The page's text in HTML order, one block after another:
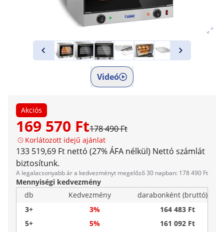
Videó
Akciós
169 570 Ft178 490 Ft
Korlátozott idejű ajánlat
133 519,69 Ft nettó (27% ÁFA nélkül) Nettó számlát
biztosítunk.
A legalacsonyabb ár a kedvezményt megelőző 30 napban: 178 490 Ft
Mennyiségi kedvezmény
db
Kedvezmény
darabonként (bruttó)
3+
3%
164 483 Ft
5+
5%
161 092 Ft